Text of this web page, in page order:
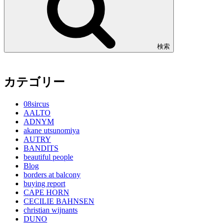
検索
カテゴリー
08sircus
AALTO
ADNYM
akane utsunomiya
AUTRY
BANDITS
beautiful people
Blog
borders at balcony
buying report
CAPE HORN
CECILIE BAHNSEN
christian wijnants
DUNO